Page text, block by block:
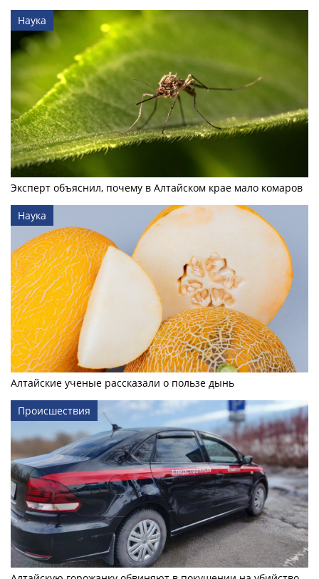
Наука
Эксперт объяснил, почему в Алтайском крае мало комаров
Наука
Алтайские ученые рассказали о пользе дынь
Происшествия